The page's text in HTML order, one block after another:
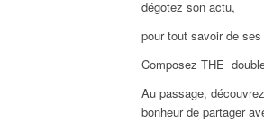
dégotez son actu,
pour tout savoir de
Composez THE
Au passage,
bonheur de partager